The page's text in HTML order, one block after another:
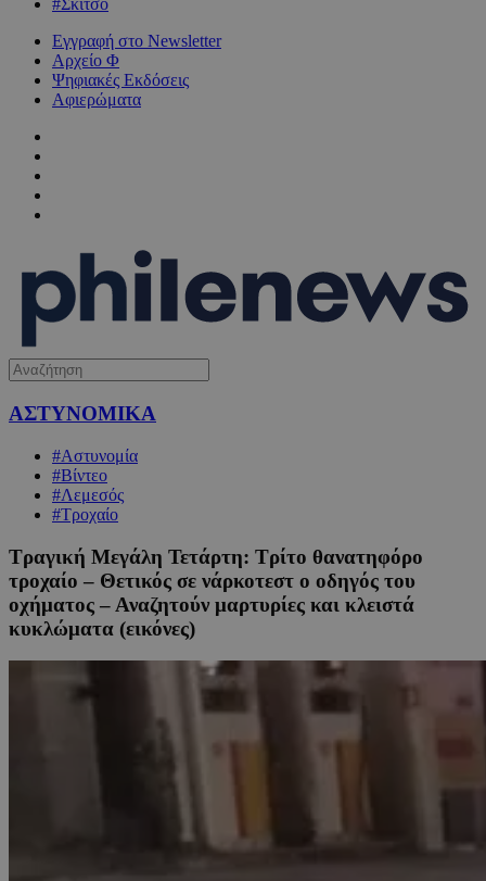
#Σκίτσο
Εγγραφή στο Newsletter
Αρχείο Φ
Ψηφιακές Εκδόσεις
Αφιερώματα
ΑΣΤΥΝΟΜΙΚΑ
#Αστυνομία
#Βίντεο
#Λεμεσός
#Τροχαίο
Τραγική Μεγάλη Τετάρτη: Τρίτο θανατηφόρο
τροχαίο – Θετικός σε νάρκοτεστ ο οδηγός του
οχήματος – Αναζητούν μαρτυρίες και κλειστά
κυκλώματα (εικόνες)